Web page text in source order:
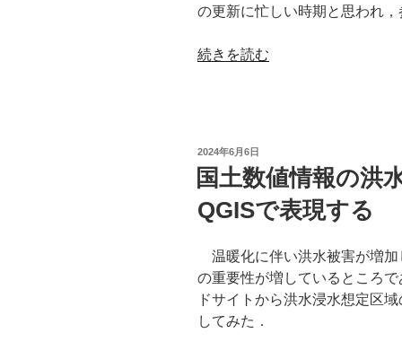
QGIS
バ
ロ
セ
ス
で
す
る”
の
の更新に忙しい時期と思われ，
“国
の
洪
水
想
定
区
続きを読む
投
稿
日:
2024年6月6日
国土数値情報の洪
QGISで表現する
温暖化に伴い洪水被害が増加
の重要性が増しているところ
ドサイトから洪水浸水想定区
してみた．